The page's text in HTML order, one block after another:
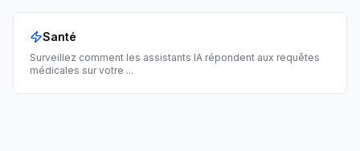
Santé
Surveillez comment les assistants IA répondent aux requêtes
médicales sur votre ...